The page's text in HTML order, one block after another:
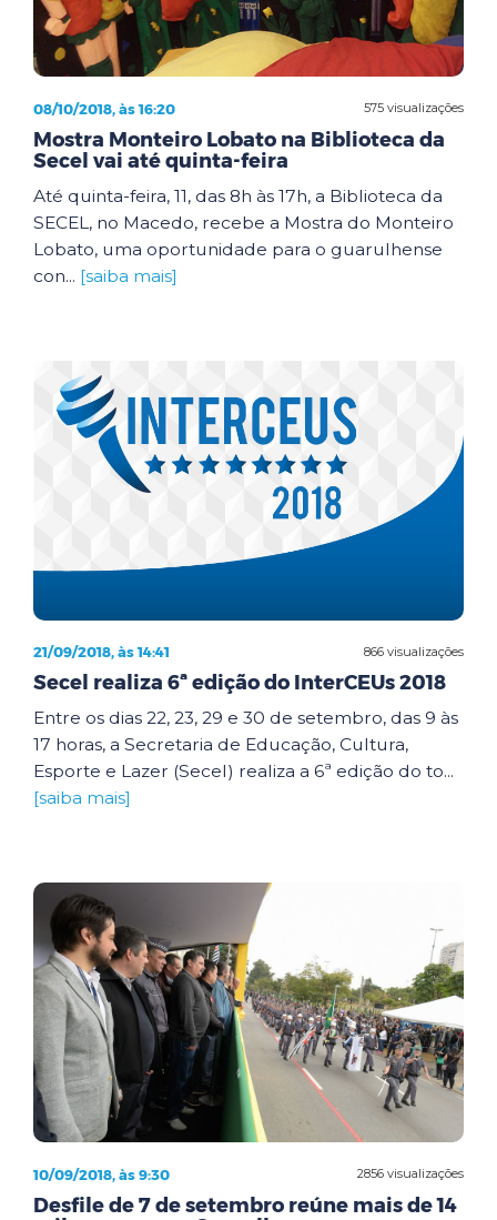
575 visualizações
08/10/2018, às 16:20
Mostra Monteiro Lobato na Biblioteca da
Secel vai até quinta-feira
Até quinta-feira, 11, das 8h às 17h, a Biblioteca da
SECEL, no Macedo, recebe a Mostra do Monteiro
Lobato, uma oportunidade para o guarulhense
con... [saiba mais]
866 visualizações
21/09/2018, às 14:41
Secel realiza 6ª edição do InterCEUs 2018
Entre os dias 22, 23, 29 e 30 de setembro, das 9 às
17 horas, a Secretaria de Educação, Cultura,
Esporte e Lazer (Secel) realiza a 6ª edição do to...
[saiba mais]
2856 visualizações
10/09/2018, às 9:30
Desfile de 7 de setembro reúne mais de 14